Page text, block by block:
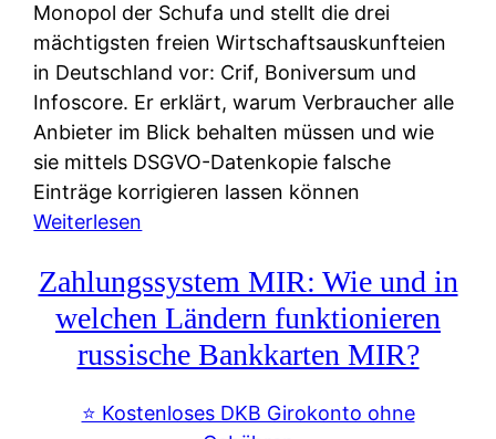
Monopol der Schufa und stellt die drei
mächtigsten freien Wirtschaftsauskunfteien
in Deutschland vor: Crif, Boniversum und
Infoscore. Er erklärt, warum Verbraucher alle
Anbieter im Blick behalten müssen und wie
sie mittels DSGVO-Datenkopie falsche
Einträge korrigieren lassen können
Weiterlesen
c
h
u
f
-
Zahlungssystem MIR: Wie und in
welchen Ländern funktionieren
russische Bankkarten MIR?
⭐️ Kostenloses DKB Girokonto ohne